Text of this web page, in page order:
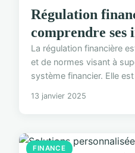
Régulation
comprendre ses
La régulation financière
et de normes visant à
système financier. Elle
13 janvier 2025
FINANCE